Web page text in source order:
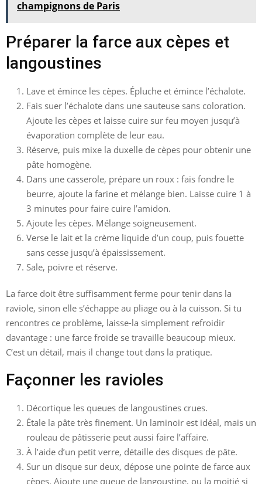
champignons de Paris
Préparer la farce aux cèpes et
langoustines
Lave et émince les cèpes. Épluche et émince l’échalote.
Fais suer l’échalote dans une sauteuse sans coloration.
Ajoute les cèpes et laisse cuire sur feu moyen jusqu’à
évaporation complète de leur eau.
Réserve, puis mixe la duxelle de cèpes pour obtenir une
pâte homogène.
Dans une casserole, prépare un roux : fais fondre le
beurre, ajoute la farine et mélange bien. Laisse cuire 1 à
3 minutes pour faire cuire l’amidon.
Ajoute les cèpes. Mélange soigneusement.
Verse le lait et la crème liquide d’un coup, puis fouette
sans cesse jusqu’à épaississement.
Sale, poivre et réserve.
La farce doit être suffisamment ferme pour tenir dans la
raviole, sinon elle s’échappe au pliage ou à la cuisson. Si tu
rencontres ce problème, laisse-la simplement refroidir
davantage : une farce froide se travaille beaucoup mieux.
C’est un détail, mais il change tout dans la pratique.
Façonner les ravioles
Décortique les queues de langoustines crues.
Étale la pâte très finement. Un laminoir est idéal, mais un
rouleau de pâtisserie peut aussi faire l’affaire.
À l’aide d’un petit verre, détaille des disques de pâte.
Sur un disque sur deux, dépose une pointe de farce aux
cèpes. Ajoute une queue de langoustine, ou la moitié si